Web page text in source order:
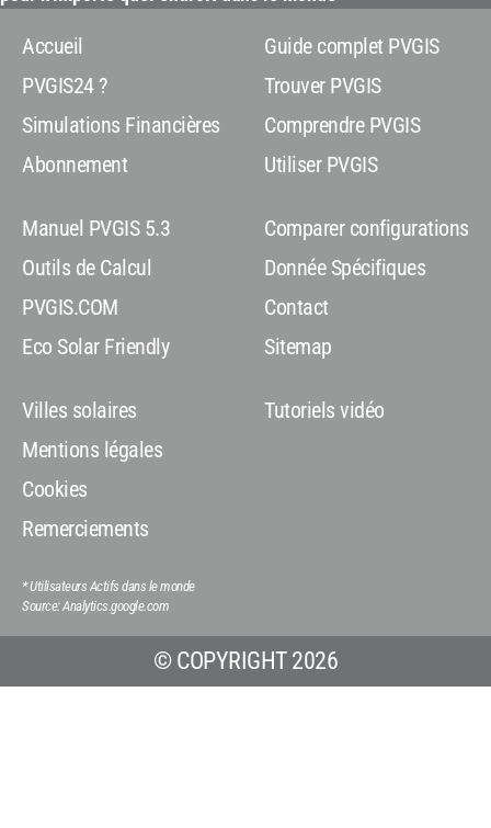
Accueil
PVGIS24 ?
Simulations Financières
Abonnement
Manuel PVGIS 5.3
Outils de Calcul
PVGIS.COM
Eco Solar Friendly
Villes solaires
Mentions légales
Cookies
Remerciements
Guide complet PVGIS
Trouver PVGIS
Comprendre PVGIS
Utiliser PVGIS
Comparer configurations
Donnée Spécifiques
Contact
Sitemap
Tutoriels vidéo
* Utilisateurs Actifs dans le monde
Source: Analytics.google.com
© COPYRIGHT 2026